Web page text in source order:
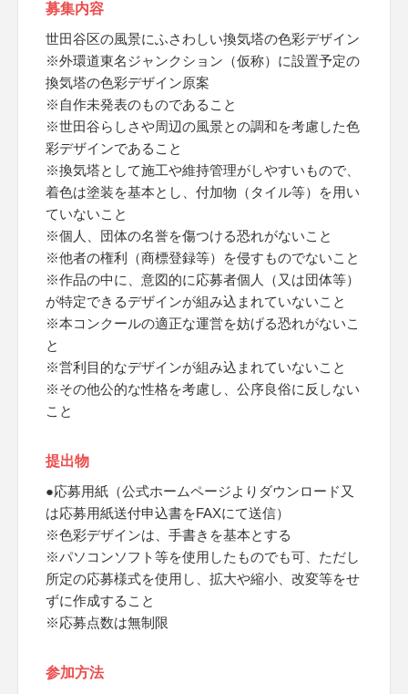
募集内容
世田谷区の風景にふさわしい換気塔の色彩デザイン
※外環道東名ジャンクション（仮称）に設置予定の
換気塔の色彩デザイン原案
※自作未発表のものであること
※世田谷らしさや周辺の風景との調和を考慮した色
彩デザインであること
※換気塔として施工や維持管理がしやすいもので、
着色は塗装を基本とし、付加物（タイル等）を用い
ていないこと
※個人、団体の名誉を傷つける恐れがないこと
※他者の権利（商標登録等）を侵すものでないこと
※作品の中に、意図的に応募者個人（又は団体等）
が特定できるデザインが組み込まれていないこと
※本コンクールの適正な運営を妨げる恐れがないこ
と
※営利目的なデザインが組み込まれていないこと
※その他公的な性格を考慮し、公序良俗に反しない
こと
提出物
●応募用紙（公式ホームページよりダウンロード又
は応募用紙送付申込書をFAXにて送信）
※色彩デザインは、手書きを基本とする
※パソコンソフト等を使用したものでも可、ただし
所定の応募様式を使用し、拡大や縮小、改変等をせ
ずに作成すること
※応募点数は無制限
参加方法